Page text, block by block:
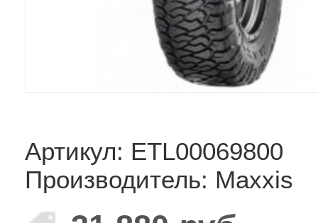
Артикул: ETL00069800
Производитель: Maxxis